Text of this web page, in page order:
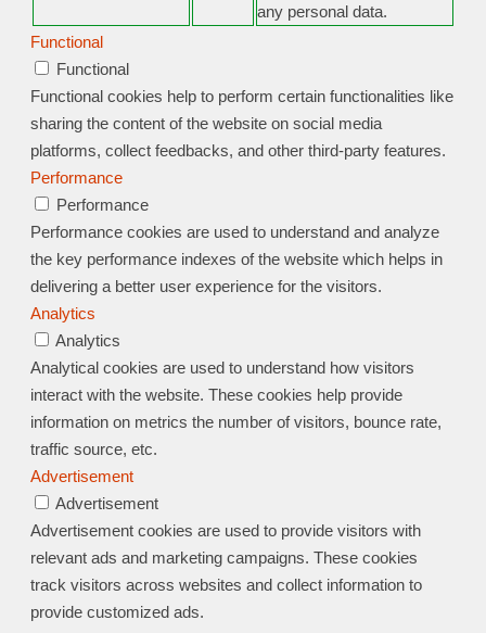
any personal data.
Functional
Functional
Functional cookies help to perform certain functionalities like
sharing the content of the website on social media
platforms, collect feedbacks, and other third-party features.
Performance
Performance
Performance cookies are used to understand and analyze
the key performance indexes of the website which helps in
delivering a better user experience for the visitors.
Analytics
Analytics
Analytical cookies are used to understand how visitors
interact with the website. These cookies help provide
information on metrics the number of visitors, bounce rate,
traffic source, etc.
Advertisement
Advertisement
Advertisement cookies are used to provide visitors with
relevant ads and marketing campaigns. These cookies
track visitors across websites and collect information to
provide customized ads.